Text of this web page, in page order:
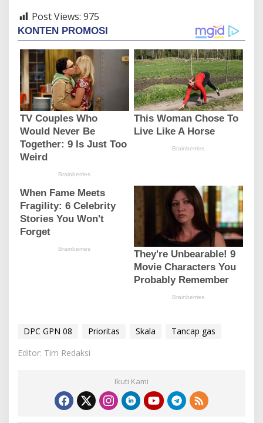
Post Views: 975
DPC GPN 08 Prioritas Skala
Tancap gas
Editor: Tim Redaksi
Ikuti Kami